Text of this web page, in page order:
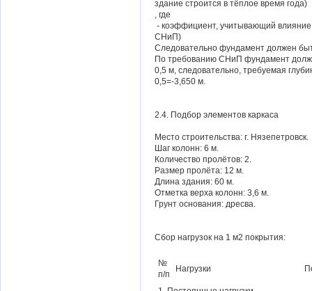
здание строится в тёплое время года)
, где
- коэффициент, учитывающий
СНиП)
Следовательно фундамент должен
По требованию СНиП фундамент
0,5 м, следовательно, требуемая
0,5=-3,650 м.
2.4. Подбор элементов каркаса
Место строительства: г. Нязепетровск.
Шаг колонн: 6 м.
Количество пролётов: 2.
Размер пролёта: 12 м.
Длина здания: 60 м.
Отметка верха колонн: 3,6 м.
Грунт основания: дресва.
Сбор нагрузок на 1 м2 покрытия:
№
п/п
Нагрузки